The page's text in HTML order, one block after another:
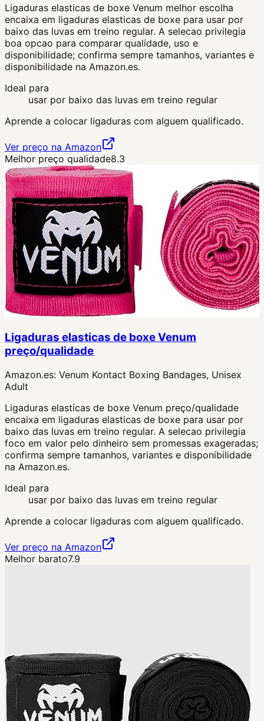
Ligaduras elasticas de boxe Venum melhor escolha
encaixa em ligaduras elasticas de boxe para usar por
baixo das luvas em treino regular. A selecao privilegia
boa opcao para comparar qualidade, uso e
disponibilidade; confirma sempre tamanhos, variantes e
disponibilidade na Amazon.es.
Ideal para
usar por baixo das luvas em treino regular
Aprende a colocar ligaduras com alguem qualificado.
Ver preço na Amazon
Melhor preço qualidade8.3
Ligaduras elasticas de boxe Venum
preço/qualidade
Amazon.es: Venum Kontact Boxing Bandages, Unisex
Adult
Ligaduras elasticas de boxe Venum preço/qualidade
encaixa em ligaduras elasticas de boxe para usar por
baixo das luvas em treino regular. A selecao privilegia
foco em valor pelo dinheiro sem promessas exageradas;
confirma sempre tamanhos, variantes e disponibilidade
na Amazon.es.
Ideal para
usar por baixo das luvas em treino regular
Aprende a colocar ligaduras com alguem qualificado.
Ver preço na Amazon
Melhor barato7.9